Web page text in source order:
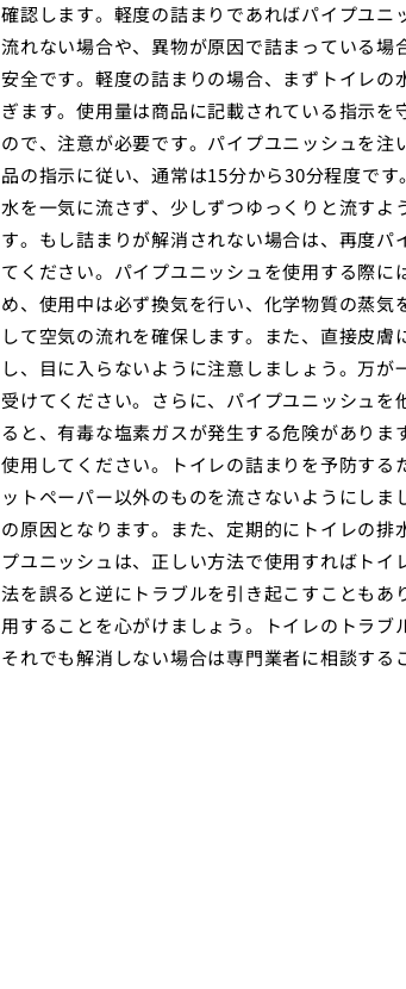
確認します。軽度の詰まりであればパイプユ
流れない場合や、異物が原因で詰まっている
安全です。軽度の詰まりの場合、まずトイレ
ぎます。使用量は商品に記載されている指示
ので、注意が必要です。パイプユニッシュを
品の指示に従い、通常は15分から30分程度で
水を一気に流さず、少しずつゆっくりと流す
す。もし詰まりが解消されない場合は、再度
てください。パイプユニッシュを使用する際
め、使用中は必ず換気を行い、化学物質の蒸
して空気の流れを確保します。また、直接皮
し、目に入らないように注意しましょう。万
受けてください。さらに、パイプユニッシュ
ると、有毒な塩素ガスが発生する危険があり
使用してください。トイレの詰まりを予防す
ットペーパー以外のものを流さないようにし
の原因となります。また、定期的にトイレの
プユニッシュは、正しい方法で使用すればト
法を誤ると逆にトラブルを引き起こすことも
用することを心がけましょう。トイレのトラブ
それでも解消しない場合は専門業者に相談する